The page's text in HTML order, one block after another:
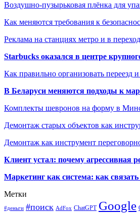
Воздушно-пузырьковая плёнка для
Как меняются требования к
Реклама на станциях метро и в
Starbucks оказался в центре
Как правильно организовать переезд
В Беларуси меняются подходы к
Комплекты шевронов на форму в
Демонтаж старых объектов как
Демонтаж как инструмент
Клиент устал: почему агрессивная
Маркетинг как система: как
Метки
#деньги #поиск AdFox ChatGPT Google